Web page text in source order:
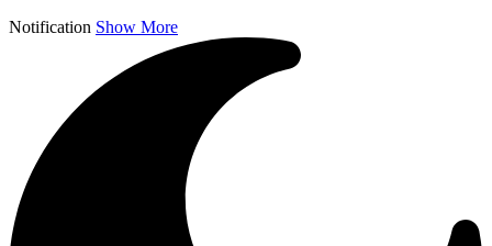
Notification Show More